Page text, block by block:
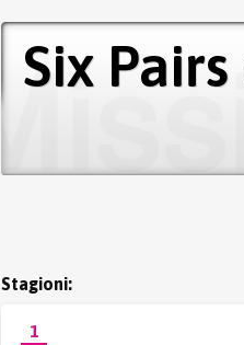
Six
Stagioni:
1